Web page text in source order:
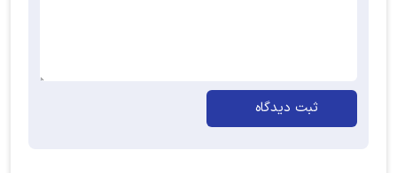
ثبت دیدگاه